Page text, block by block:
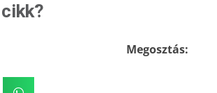
Megosztás: